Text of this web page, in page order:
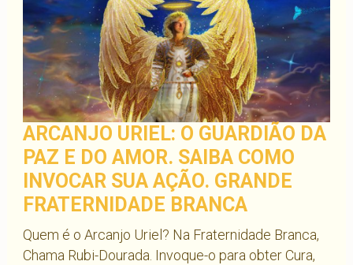
ARCANJO URIEL: O GUARDIÃO DA
PAZ E DO AMOR. SAIBA COMO
INVOCAR SUA AÇÃO. GRANDE
FRATERNIDADE BRANCA
Quem é o Arcanjo Uriel? Na Fraternidade Branca,
Chama Rubi-Dourada. Invoque-o para obter Cura,